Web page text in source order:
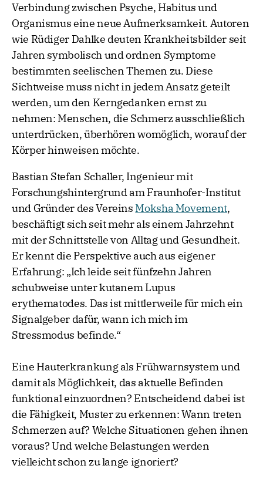
Verbindung zwischen Psyche, Habitus und
Organismus eine neue Aufmerksamkeit. Autoren
wie Rüdiger Dahlke deuten Krankheitsbilder seit
Jahren symbolisch und ordnen Symptome
bestimmten seelischen Themen zu. Diese
Sichtweise muss nicht in jedem Ansatz geteilt
werden, um den Kerngedanken ernst zu
nehmen: Menschen, die Schmerz ausschließlich
unterdrücken, überhören womöglich, worauf der
Körper hinweisen möchte.
Bastian Stefan Schaller, Ingenieur mit
Forschungshintergrund am Fraunhofer-Institut
und Gründer des Vereins Moksha Movement,
beschäftigt sich seit mehr als einem Jahrzehnt
mit der Schnittstelle von Alltag und Gesundheit.
Er kennt die Perspektive auch aus eigener
Erfahrung: „Ich leide seit fünfzehn Jahren
schubweise unter kutanem Lupus
erythematodes. Das ist mittlerweile für mich ein
Signalgeber dafür, wann ich mich im
Stressmodus befinde.“
Eine Hauterkrankung als Frühwarnsystem und
damit als Möglichkeit, das aktuelle Befinden
funktional einzuordnen? Entscheidend dabei ist
die Fähigkeit, Muster zu erkennen: Wann treten
Schmerzen auf? Welche Situationen gehen ihnen
voraus? Und welche Belastungen werden
vielleicht schon zu lange ignoriert?